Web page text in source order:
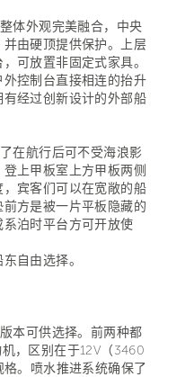
体外观完美融合，中央
由硬顶提供保护。上层
可放置非固定式家具。
控制台直接相连的抬升
经过创新设计的外部船
在航行后可不受海浪影
上甲板室上方甲板两侧
宾客们可以在宽敞的船
方是被一片平板隐藏的
泊时平台方可开放使
自由选择。
本可供选择。前两种都
，区别在于12V（3460
。喷水推进系统确保了